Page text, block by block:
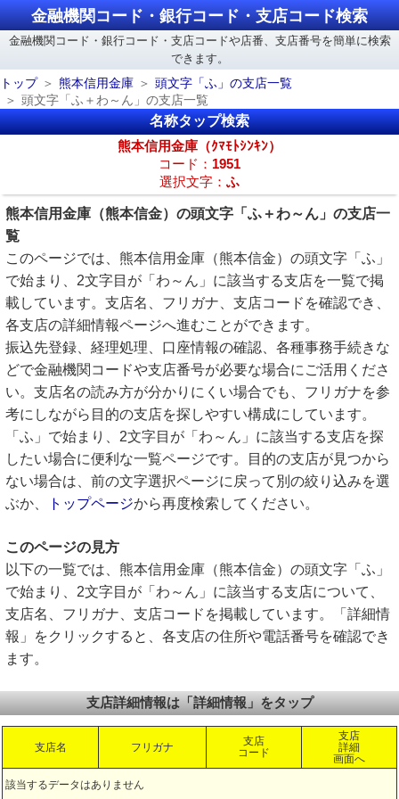
金融機関コード・銀行コード・支店コード検索
金融機関コード・銀行コード・支店コードや店番、支店番号を簡単に検索
できます。
トップ
熊本信用金庫
頭文字「ふ」の支店一覧
頭文字「ふ＋わ～ん」の支店一覧
名称タップ検索
熊本信用金庫（ｸﾏﾓﾄｼﾝｷﾝ）
コード： 1951
選択文字： ふ
熊本信用金庫（熊本信金）の頭文字「ふ＋わ～ん」の支店一
覧
このページでは、熊本信用金庫（熊本信金）の頭文字「ふ」
で始まり、2文字目が「わ～ん」に該当する支店を一覧で掲
載しています。支店名、フリガナ、支店コードを確認でき、
各支店の詳細情報ページへ進むことができます。
振込先登録、経理処理、口座情報の確認、各種事務手続きな
どで金融機関コードや支店番号が必要な場合にご活用くださ
い。支店名の読み方が分かりにくい場合でも、フリガナを参
考にしながら目的の支店を探しやすい構成にしています。
「ふ」で始まり、2文字目が「わ～ん」に該当する支店を探
したい場合に便利な一覧ページです。目的の支店が見つから
ない場合は、前の文字選択ページに戻って別の絞り込みを選
ぶか、
トップページから再度検索してください。
このページの見方
以下の一覧では、熊本信用金庫（熊本信金）の頭文字「ふ」
で始まり、2文字目が「わ～ん」に該当する支店について、
支店名、フリガナ、支店コードを掲載しています。「詳細情
報」をクリックすると、各支店の住所や電話番号を確認でき
ます。
支店詳細情報は「詳細情報」をタップ
支店名 フリガナ
支店
コード
支店
詳細
画面へ
該当するデータはありません